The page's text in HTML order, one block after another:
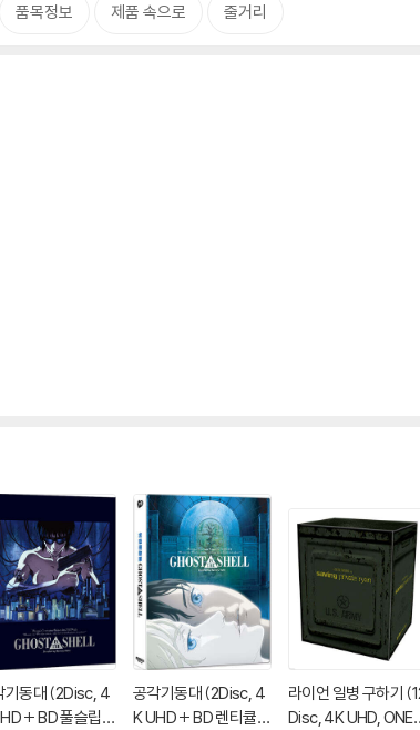
품목정보 제품 속으로 줄거리
기동대 (2Disc, 4
+ BD 풀슬립
공각기동대 (2Disc, 4
K UHD + BD 렌티큘러
라이언 일병 구하기
Disc, 4K UHD, ONE